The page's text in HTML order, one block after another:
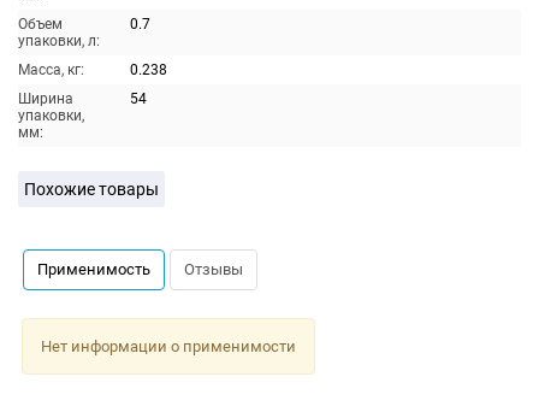
Объем
упаковки, л:
0.7
Масса, кг:
0.238
Ширина
упаковки,
мм:
54
Похожие товары
Применимость Отзывы
Нет информации о применимости